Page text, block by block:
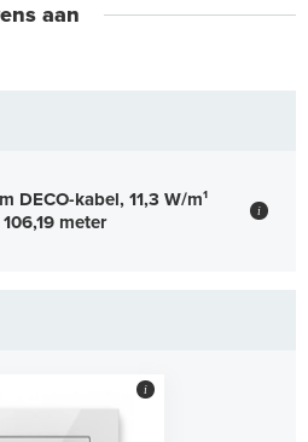
aan
DECO-kabel, 11,3 W/m¹
meter
i
i